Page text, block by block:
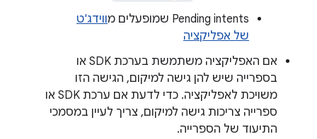
Pending intents שמופעלים מ
ווידג'ט
של אפליקציה
אם האפליקציה משתמשת בערכת SDK או
בספרייה שיש להן גישה למיקום, הגישה הזו
משויכת לאפליקציה. כדי לדעת אם ערכת SDK או
ספרייה צריכות גישה למיקום, צריך לעיין במסמכי
התיעוד של הספרייה.